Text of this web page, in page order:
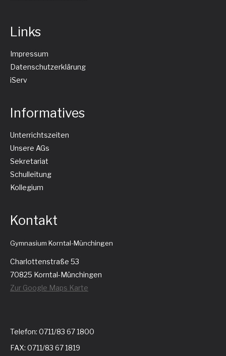
Links
Impressum
Datenschutzerklärung
iServ
Informatives
Unterrichtszeiten
Unsere AGs
Sekretariat
Schulleitung
Kollegium
Kontakt
Gymnasium Korntal-Münchingen
Charlottenstraße 53
70825 Korntal-Münchingen
Zur Google Maps Karte
Telefon: 0711/83 67 1800
FAX: 0711/83 67 1819